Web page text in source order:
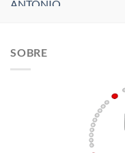
SOBRE